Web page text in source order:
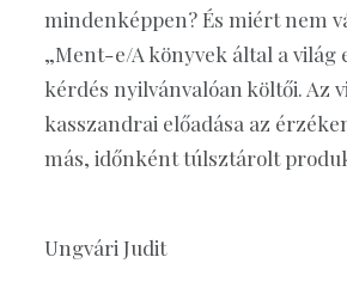
mindenképpen? És miért nem
„Ment-e/A könyvek által a világ
kérdés nyilvánvalóan költői. Az
kasszandrai előadása az
más, időnként túlsztárolt
Ungvári Judit